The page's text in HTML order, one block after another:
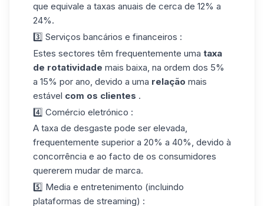
que equivale a taxas anuais de cerca de 12% a
24%.
3️⃣ Serviços bancários e financeiros :
Estes sectores têm frequentemente uma taxa
de rotatividade mais baixa, na ordem dos 5%
a 15% por ano, devido a uma relação mais
estável com os clientes .
4️⃣ Comércio eletrónico :
A taxa de desgaste pode ser elevada,
frequentemente superior a 20% a 40%, devido à
concorrência e ao facto de os consumidores
quererem mudar de marca.
5️⃣ Media e entretenimento (incluindo
plataformas de streaming) :